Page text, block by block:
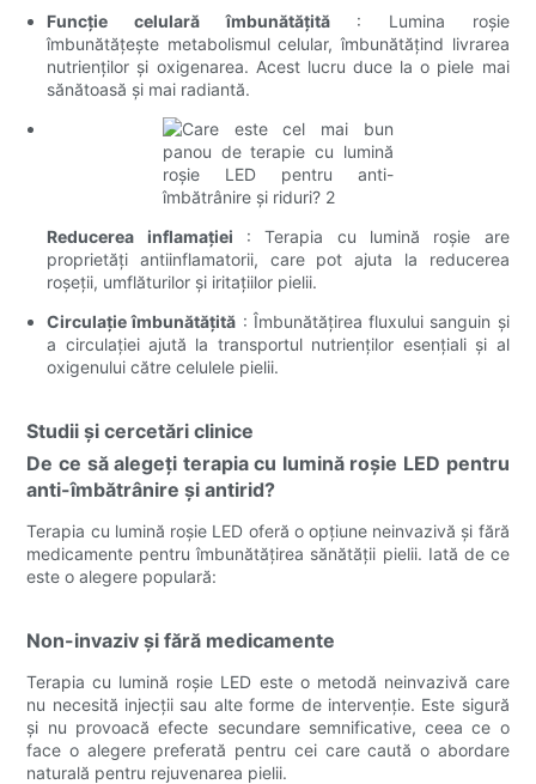
Funcție celulară îmbunătățită: Lumina roșie
îmbunătățește metabolismul celular, îmbunătățind livrarea
nutrienților și oxigenarea. Acest lucru duce la o piele mai
sănătoasă și mai radiantă.
Reducerea inflamației : Terapia cu lumină roșie are
proprietăți antiinflamatorii, care pot ajuta la reducerea
roșeții, umflăturilor și iritațiilor pielii.
Circulație îmbunătățită : Îmbunătățirea fluxului sanguin și
a circulației ajută la transportul nutrienților esențiali și al
oxigenului către celulele pielii.
Studii și cercetări clinice
De ce să alegeți terapia cu lumină roșie LED pentru
anti-îmbătrânire și antirid?
Terapia cu lumină roșie LED oferă o opțiune neinvazivă și fără
medicamente pentru îmbunătățirea sănătății pielii. Iată de ce
este o alegere populară:
Non-invaziv și fără medicamente
Terapia cu lumină roșie LED este o metodă neinvazivă care
nu necesită injecții sau alte forme de intervenție. Este sigură
și nu provoacă efecte secundare semnificative, ceea ce o
face o alegere preferată pentru cei care caută o abordare
naturală pentru rejuvenarea pielii.